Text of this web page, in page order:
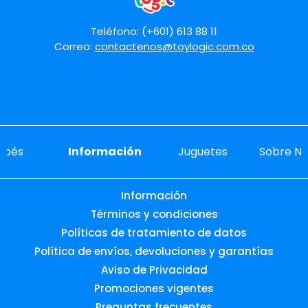
Teléfono: (+601) 613 88 11
Correo: contactenos@toylogic.com.co
Información Juguetes Sobre
Información
Términos y condiciones
Políticas de tratamiento de datos
Política de envíos, devoluciones y garantías
Aviso de Privacidad
Promociones vigentes